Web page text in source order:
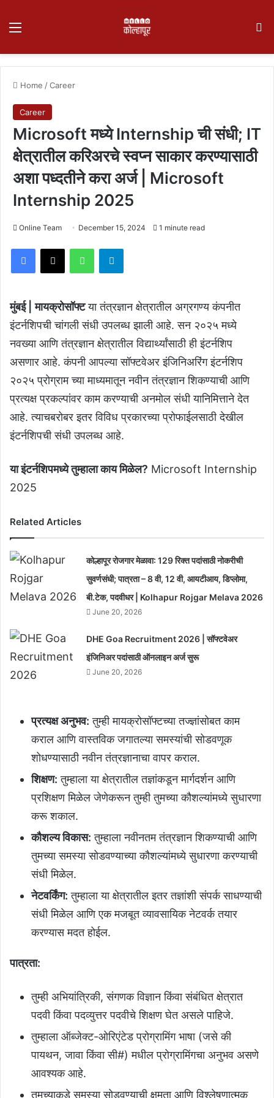
Menu
Home /Career
Career
Microsoft मध्ये Internship ची संधी; IT
क्षेत्रातील करिअरचे स्वप्न साकार करण्यासाठी
अशा पध्दतीने करा अर्ज | Microsoft
Internship 2025
Online Team December 15, 2024 1 minute read
Facebook
X WhatsAppTelegram
मुंबई | मायक्रोसॉफ्टया तंत्रज्ञान क्षेत्रातील अग्रगण्य कंपनीत
इंटर्नशिपची चांगली संधी उपलब्ध झाली आहे. सन २०२५ मध्ये
नवख्या आणि तंत्रज्ञान क्षेत्रातील विद्यार्थ्यांसाठी ही इंटर्नशिप
असणार आहे. कंपनी आपल्या सॉफ्टवेअर इंजिनिअरिंग इंटर्नशिप
२०२५ प्रोग्राम च्या माध्यमातून नवीन तंत्रज्ञान शिकण्याची आणि
प्रत्यक्ष प्रकल्पांवर काम करण्याची अनमोल संधी यानिमित्ताने देत
आहे. त्याचबरोबर इतर विविध प्रकारच्या प्रोफाईलसाठी देखील
इंटर्नशिपची संधी उपलब्ध आहे.
या इंटर्नशिपमध्ये तुम्हाला काय मिळेल? Microsoft Internship
2025
Related Articles
कोल्हापूर रोजगार मेळावा: 129 रिक्त पदांसाठी नोकरीची
सुवर्णसंधी; पात्रता – 8 वी, 12 वी, आयटीआय, डिप्लोमा,
बी.टेक, पदवीधर | Kolhapur Rojgar Melava 2026
June 20, 2026
DHE Goa Recruitment 2026 | सॉफ्टवेअर
इंजिनिअर पदांसाठी ऑनलाइन अर्ज सुरू
June 20, 2026
प्रत्यक्ष अनुभव: तुम्ही मायक्रोसॉफ्टच्या तज्ज्ञांसोबत काम
कराल आणि वास्तविक जगातल्या समस्यांची सोडवणूक
शोधण्यासाठी नवीन तंत्रज्ञानाचा वापर कराल.
शिक्षण: तुम्हाला या क्षेत्रातील तज्ञांकडून मार्गदर्शन आणि
प्रशिक्षण मिळेल जेणेकरून तुम्ही तुमच्या कौशल्यांमध्ये सुधारणा
करू शकाल.
कौशल्य विकास: तुम्हाला नवीनतम तंत्रज्ञान शिकण्याची आणि
तुमच्या समस्या सोडवण्याच्या कौशल्यांमध्ये सुधारणा करण्याची
संधी मिळेल.
नेटवर्किंग: तुम्हाला या क्षेत्रातील इतर तज्ञांशी संपर्क साधण्याची
संधी मिळेल आणि एक मजबूत व्यावसायिक नेटवर्क तयार
करण्यास मदत होईल.
पात्रता:
तुम्ही अभियांत्रिकी, संगणक विज्ञान किंवा संबंधित क्षेत्रात
पदवी किंवा पदव्युत्तर पदवीचे शिक्षण घेत असले पाहिजे.
तुम्हाला ऑब्जेक्ट-ओरिएंटेड प्रोग्रामिंग भाषा (जसे की
पायथन, जावा किंवा सी#) मधील प्रोग्रामिंगचा अनुभव असणे
आवश्यक आहे.
तुमच्याकडे समस्या सोडवण्याची क्षमता आणि विश्लेषणात्मक